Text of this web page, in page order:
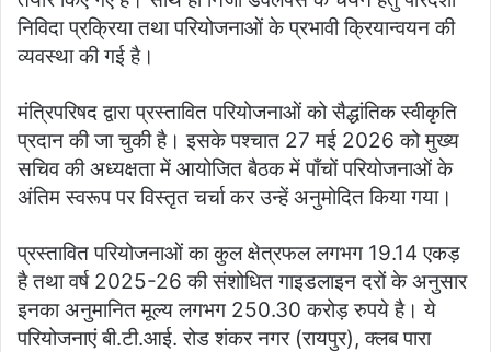
निविदा प्रक्रिया तथा परियोजनाओं के प्रभावी क्रियान्वयन की
व्यवस्था की गई है।
मंत्रिपरिषद द्वारा प्रस्तावित परियोजनाओं को सैद्धांतिक स्वीकृति
प्रदान की जा चुकी है। इसके पश्चात 27 मई 2026 को मुख्य
सचिव की अध्यक्षता में आयोजित बैठक में पाँचों परियोजनाओं के
अंतिम स्वरूप पर विस्तृत चर्चा कर उन्हें अनुमोदित किया गया।
प्रस्तावित परियोजनाओं का कुल क्षेत्रफल लगभग 19.14 एकड़
है तथा वर्ष 2025-26 की संशोधित गाइडलाइन दरों के अनुसार
इनका अनुमानित मूल्य लगभग 250.30 करोड़ रुपये है। ये
परियोजनाएं बी.टी.आई. रोड शंकर नगर (रायपुर), क्लब पारा